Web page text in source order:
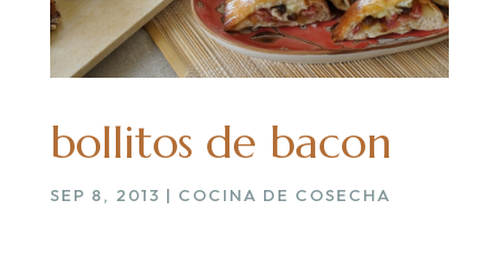
bollitos de bacon
SEP 8, 2013 | COCINA DE COSECHA